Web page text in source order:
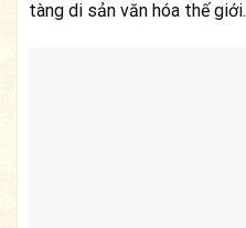
tàng di sản văn hóa thế giới.